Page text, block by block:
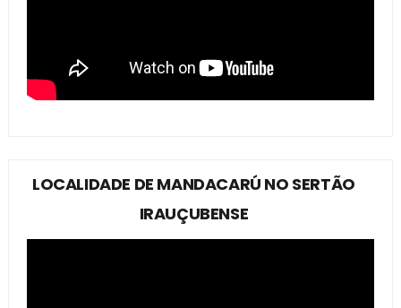
LOCALIDADE DE MANDACARÚ NO SERTÃO
IRAUÇUBENSE